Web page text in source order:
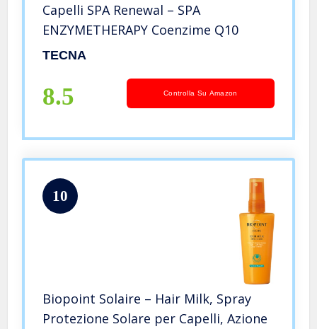
Capelli SPA Renewal – SPA
ENZYMETHERAPY Coenzime Q10
TECNA
8.5 Controlla Su Amazon
10
Biopoint Solaire – Hair Milk, Spray
Protezione Solare per Capelli, Azione